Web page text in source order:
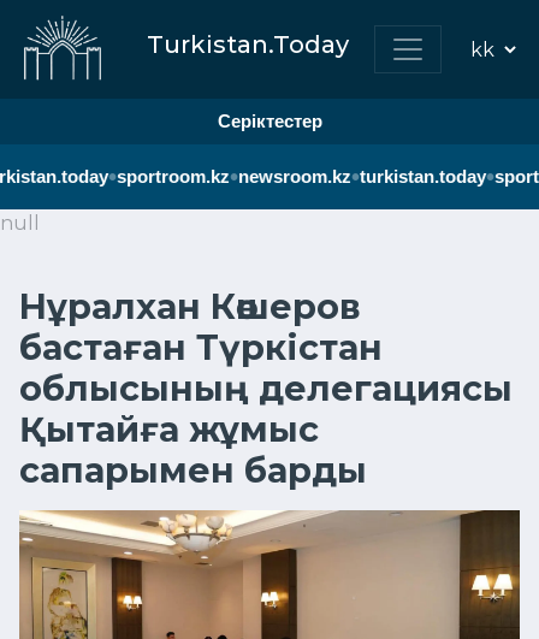
Turkistan.Today
Серіктестер
•sportroom.kz•newsroom.kz•turkistan.today•
null
Нұралхан Көшеров
бастаған Түркістан
облысының делегациясы
Қытайға жұмыс
сапарымен барды